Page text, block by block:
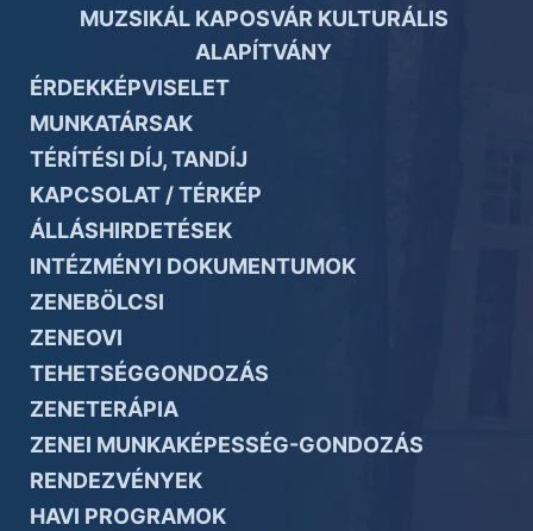
MUZSIKÁL KAPOSVÁR KULTURÁLIS
ALAPÍTVÁNY
ÉRDEKKÉPVISELET
MUNKATÁRSAK
TÉRÍTÉSI DÍJ, TANDÍJ
KAPCSOLAT / TÉRKÉP
ÁLLÁSHIRDETÉSEK
INTÉZMÉNYI DOKUMENTUMOK
ZENEBÖLCSI
ZENEOVI
TEHETSÉGGONDOZÁS
ZENETERÁPIA
ZENEI MUNKAKÉPESSÉG-GONDOZÁS
RENDEZVÉNYEK
HAVI PROGRAMOK